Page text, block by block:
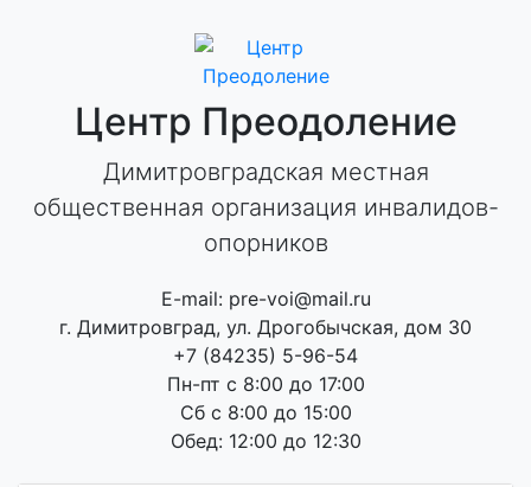
Центр Преодоление
Димитровградская местная
общественная организация инвалидов-
опорников
E-mail: pre-voi@mail.ru
г. Димитровград, ул. Дрогобычская, дом 30
+7 (84235) 5-96-54
Пн-пт с 8:00 до 17:00
Сб с 8:00 до 15:00
Обед: 12:00 до 12:30